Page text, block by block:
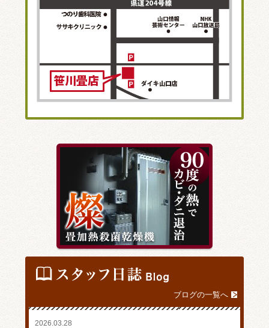
ブログの一覧へ
2026.03.28